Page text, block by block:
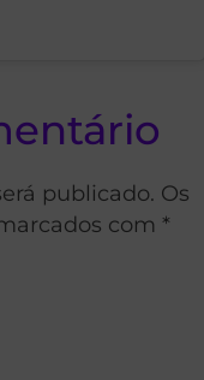
publicado. Os
com *